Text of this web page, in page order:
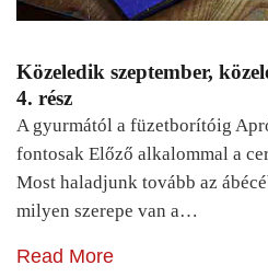
Közeledik szeptember,
4. rész
A gyurmától a füzetborítóig
fontosak Előző alkalommal a
Most haladjunk tovább az
milyen szerepe van a…
Read More